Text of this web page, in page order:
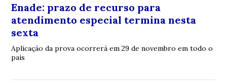
Enade: prazo de recurso para
atendimento especial termina nesta
sexta
Aplicação da prova ocorrerá em 29 de novembro em todo o
país